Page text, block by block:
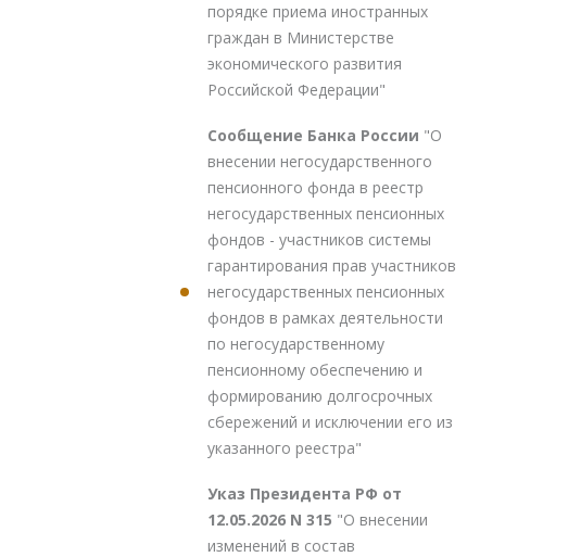
порядке приема иностранных
граждан в Министерстве
экономического развития
Российской Федерации"
Сообщение Банка России "О
внесении негосударственного
пенсионного фонда в реестр
негосударственных пенсионных
фондов - участников системы
гарантирования прав участников
негосударственных пенсионных
фондов в рамках деятельности
по негосударственному
пенсионному обеспечению и
формированию долгосрочных
сбережений и исключении его из
указанного реестра"
Указ Президента РФ от
12.05.2026 N 315 "О внесении
изменений в состав